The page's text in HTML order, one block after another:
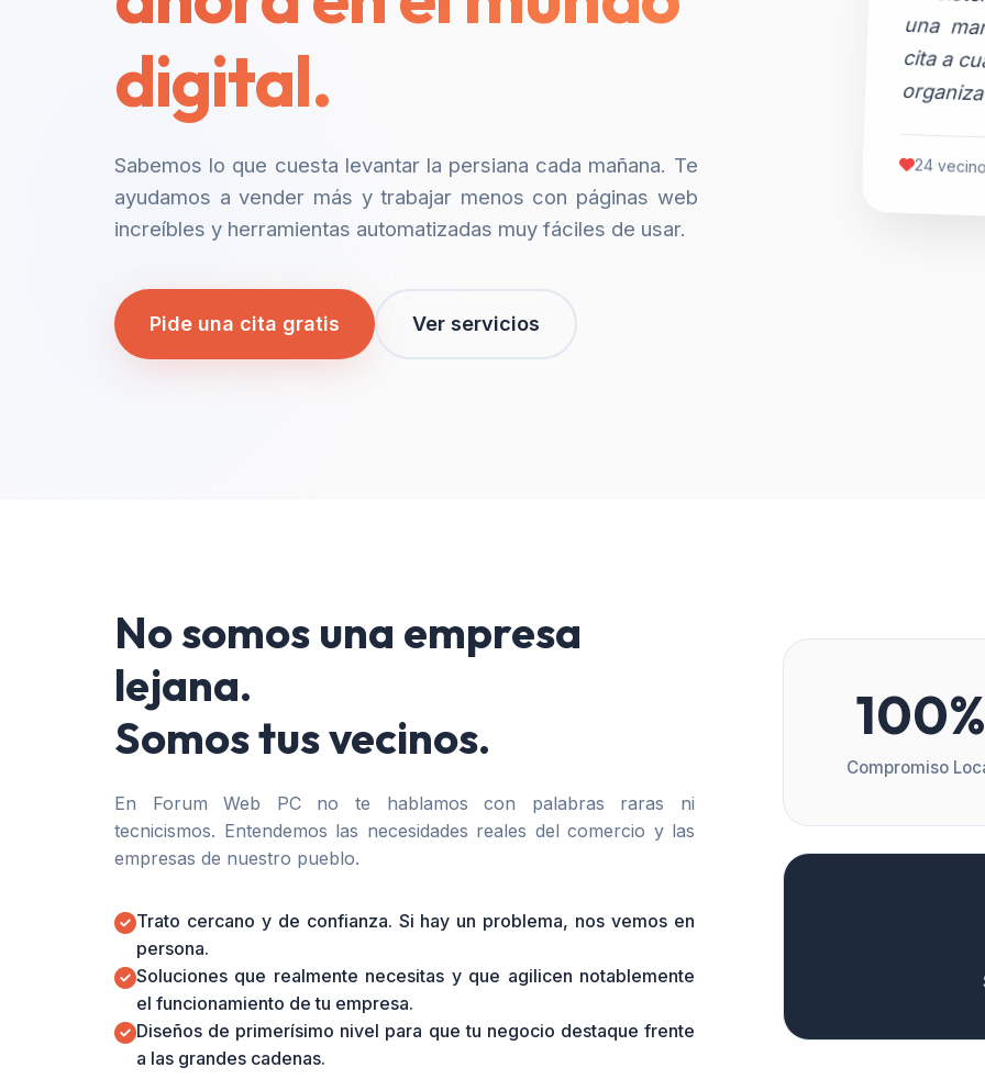
digital.
Sabemos lo que cuesta levantar la persiana cada mañana. Te
ayudamos a vender más y trabajar menos con páginas web
increíbles y herramientas automatizadas muy fáciles de usar.
Pide una cita gratis Ver servicios
24
No somos una empresa
lejana.
Somos tus vecinos.
En Forum Web PC no te hablamos con palabras raras ni
tecnicismos. Entendemos las necesidades reales del comercio y las
empresas de nuestro pueblo.
Trato cercano y de confianza. Si hay un problema, nos vemos en
persona.
Soluciones que realmente necesitas y que agilicen notablemente
el funcionamiento de tu empresa.
Diseños de primerísimo nivel para que tu negocio destaque frente
a las grandes cadenas.
100%
Compromiso